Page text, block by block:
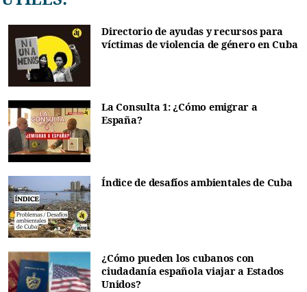
Directorio de ayudas y recursos para
víctimas de violencia de género en Cuba
La Consulta 1: ¿Cómo emigrar a
España?
Índice de desafíos ambientales de Cuba
¿Cómo pueden los cubanos con
ciudadanía española viajar a Estados
Unidos?